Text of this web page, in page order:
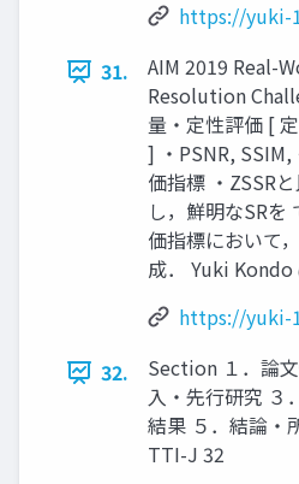
https://yuki-
31.
AIM 2019 Real-
Resolution
量・定性評価 [
] ・PSNR,
価指標 ・ZSSR
し，鮮明なSRを
価指標において
成． Yuki
https://yuki-
32.
Section １．論
⼊・先⾏研究 ３
結果 ５．結論・
TTI-J 32